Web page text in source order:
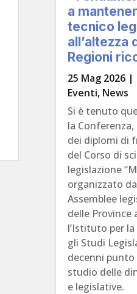
a
tecnico
all’altezza
Regioni
25 Mag 2026|
Eventi, News
Si è tenuto
la Conferenza,
dei diplomi di
del Corso di
legislazione
organizzato
Assemblee
delle
l’Istituto per
gli Studi
decenni
studio delle
e legislative.